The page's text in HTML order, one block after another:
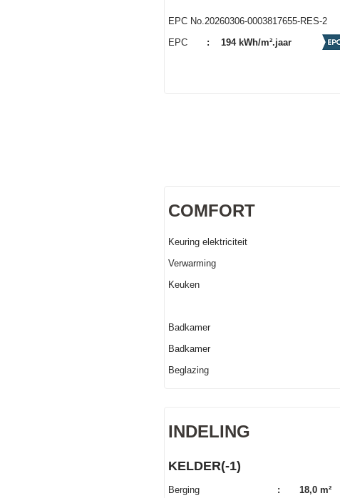
EPC No.20260306-0003817655-RES-2
EPC
: 194 kWh/m².jaar
COMFORT
Keuring elektriciteit
Verwarming
Keuken
Badkamer
Badkamer
Beglazing
INDELING
KELDER(-1)
Berging : 18,0 m²